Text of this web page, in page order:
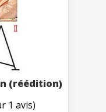
(réédition)
1 avis)